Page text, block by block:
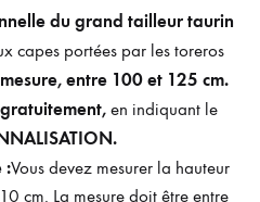
du grand tailleur taurin
capes portées par les toreros
entre 100 et 125 cm.
en indiquant le
:Vous devez mesurer la hauteur
cm. La mesure doit être entre